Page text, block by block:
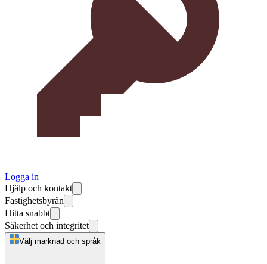
Logga in
Hjälp och kontakt
Fastighetsbyrån
Hitta snabbt
Säkerhet och integritet
Välj marknad och språk